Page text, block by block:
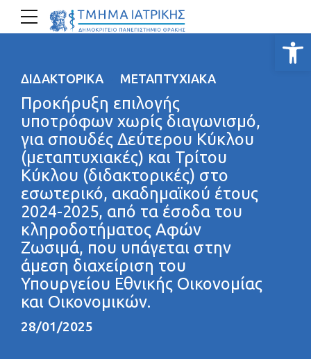
ΔΙΔΑΚΤΟΡΙΚΆ ΜΕΤΑΠΤΥΧΙΑΚΆ
Προκήρυξη επιλογής
υποτρόφων χωρίς διαγωνισμό,
για σπουδές Δεύτερου Κύκλου
(μεταπτυχιακές) και Τρίτου
Κύκλου (διδακτορικές) στο
εσωτερικό, ακαδημαϊκού έτους
2024-2025, από τα έσοδα του
κληροδοτήματος Αφών
Ζωσιμά, που υπάγεται στην
άμεση διαχείριση του
Υπουργείου Εθνικής Οικονομίας
και Οικονομικών.
28/01/2025